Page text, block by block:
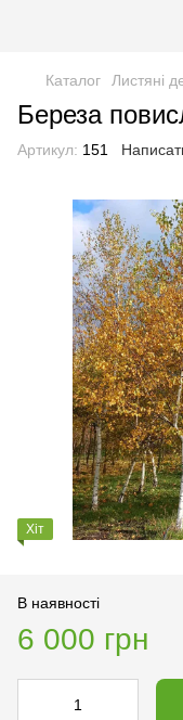
Каталог Листяні
Береза
Артикул: 151
Хіт
В наявності
6 000 грн